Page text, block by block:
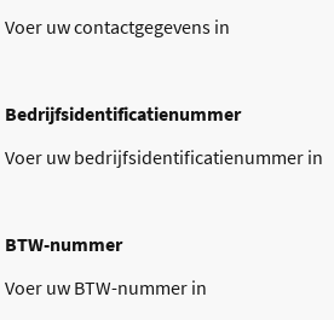
Voer uw contactgegevens in
Bedrijfsidentificatienummer
Voer uw bedrijfsidentificatienummer in
BTW-nummer
Voer uw BTW-nummer in